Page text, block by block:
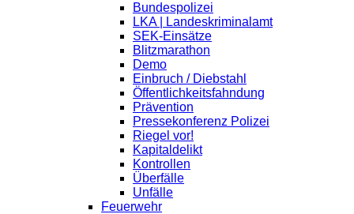
Bundespolizei
LKA | Landeskriminalamt
SEK-Einsätze
Blitzmarathon
Demo
Einbruch / Diebstahl
Öffentlichkeitsfahndung
Prävention
Pressekonferenz Polizei
Riegel vor!
Kapitaldelikt
Kontrollen
Überfälle
Unfälle
Feuerwehr